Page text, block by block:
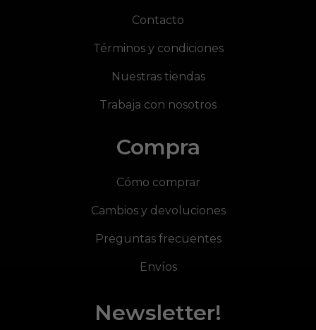
Contacto
Términos y condiciones
Nuestras tiendas
Trabaja con nosotros
Compra
Cómo comprar
Cambios y devoluciones
Preguntas frecuentes
Envíos
Newsletter!